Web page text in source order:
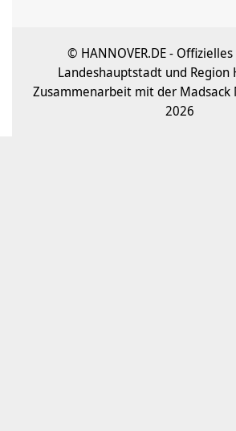
© HANNOVER.DE -
Landeshauptstadt und Region
Zusammenarbeit mit der Madsack
2026